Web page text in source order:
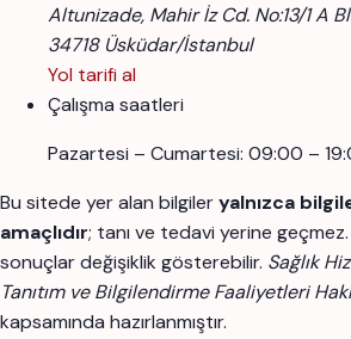
Altunizade, Mahir İz Cd. No:13/1 A
34718 Üsküdar/İstanbul
Yol tarifi al
Çalışma saatleri
Pazartesi – Cumartesi: 09:00 –
Bu sitede yer alan bilgileryalnızca
amaçlıdır; tanı ve tedavi yerine
sonuçlar değişiklik gösterebilir. Sağlık
Tanıtım ve Bilgilendirme Faaliyetleri
kapsamında hazırlanmıştır.